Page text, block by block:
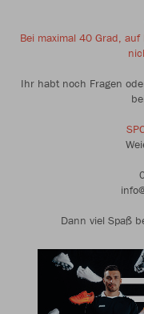
Bei maximal 40 Grad,
Ihr habt noch Fragen
Dann viel Spaß